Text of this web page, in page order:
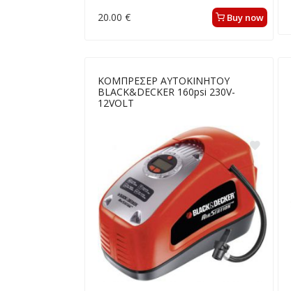
20.00 € Buy now
ΚΟΜΠΡΕΣΕΡ ΑΥΤΟΚΙΝΗΤΟΥ
BLACK&DECKER 160psi 230V-
12VOLT